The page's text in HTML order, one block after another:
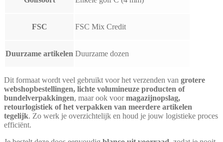
FSC FSC Mix Credit
Duurzame artikelen Duurzame dozen
Dit formaat wordt veel gebruikt voor het verzenden van grotere
webshopbestellingen, lichte volumineuze producten of
bundelverpakkingen, maar ook voormagazijnopslag,
retourlogistiek of het verpakken van meerdere artikelen
tegelijk. Zo werk je overzichtelijk en houd je jouw logistieke proces
efficiënt.